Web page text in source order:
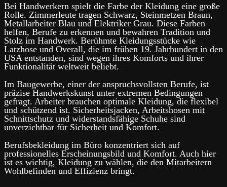
Bei Handwerkern spielt die Farbe der Kleidung eine große
Rolle. Zimmerleute tragen Schwarz, Steinmetzen Braun,
Metallarbeiter Blau und Elektriker Grau. Diese Farben
helfen, Berufe zu erkennen und bewahren Tradition und
Stolz im Handwerk. Berühmte Kleidungsstücke wie
Latzhose und Overall, die im frühen 19. Jahrhundert in den
USA entstanden, sind wegen ihres Komforts und ihrer
Funktionalität weltweit beliebt.
Im Baugewerbe, einer der anspruchsvollsten Berufe, ist
präzise Handwerkskunst unter extremen Bedingungen
gefragt. Arbeiter brauchen optimale Kleidung, die flexibel
und schützend ist. Sicherheitsjacken, Arbeitshosen mit
Schnittschutz und widerstandsfähige Schuhe sind
unverzichtbar für Sicherheit und Komfort.
Berufsbekleidung im Büro konzentriert sich auf
professionelles Erscheinungsbild und Komfort. Auch hier
ist es wichtig, Kleidung zu wählen, die den Mitarbeitern
Wohlbefinden und Effizienz bringt.